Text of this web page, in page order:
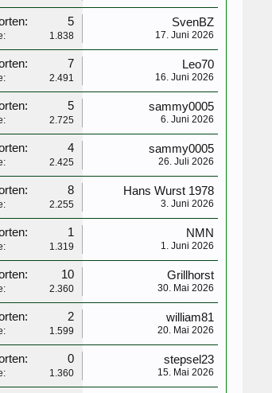
5
1.838
SvenBZ
17. Juni 2026
7
2.491
Leo70
16. Juni 2026
5
2.725
sammy0005
6. Juni 2026
4
2.425
sammy0005
26. Juli 2026
8
2.255
Hans Wurst 1978
3. Juni 2026
1
1.319
NMN
1. Juni 2026
10
2.360
Grillhorst
30. Mai 2026
2
1.599
william81
20. Mai 2026
0
1.360
stepsel23
15. Mai 2026